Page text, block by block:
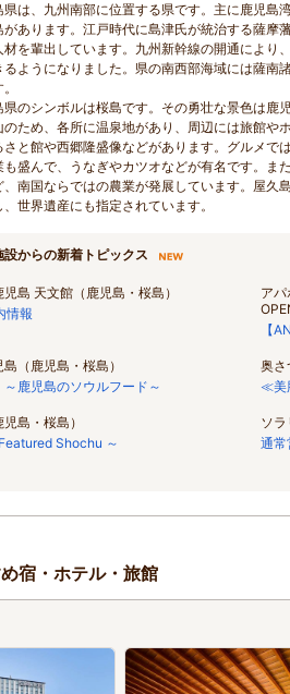
県は、九州南部に位置する県です。主に鹿児島
があります。江戸時代に島津氏が統治する薩摩
材を輩出しています。九州新幹線の開通によ
るようになりました。県の南西部海域には薩南
県のシンボルは桜島です。その勇壮な景色は鹿
のため、各所に温泉地があり、周辺には旅館や
さと館や西郷隆盛像などがあります。グルメで
も盛んで、うなぎやカツオなどが有名です。ま
、南国ならではの農業が発展しています。屋久
、世界遺産にも指定されています。
からの新着トピックス
島 天文館（鹿児島・桜島）
情報
ア
【
（鹿児島・桜島）
鹿児島のソウルフード～
奥さ
≪美
島・桜島）
Shochu ～
ソラ
通常
宿・ホテル・旅館